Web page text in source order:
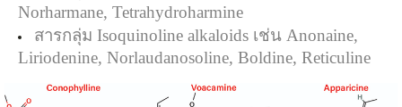
Norharmane, Tetrahydroharmine
สารกลุ่ม Isoquinoline alkaloids เช่น Anonaine,
Liriodenine, Norlaudanosoline, Boldine, Reticuline